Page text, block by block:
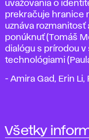
uvažovania o
prekračuje hranice
uznáva rozmanitosť
ponúknuť (Tomáš
dialógu s prírodou
technológiami
- Amira Gad, Erin Li,
Všetky